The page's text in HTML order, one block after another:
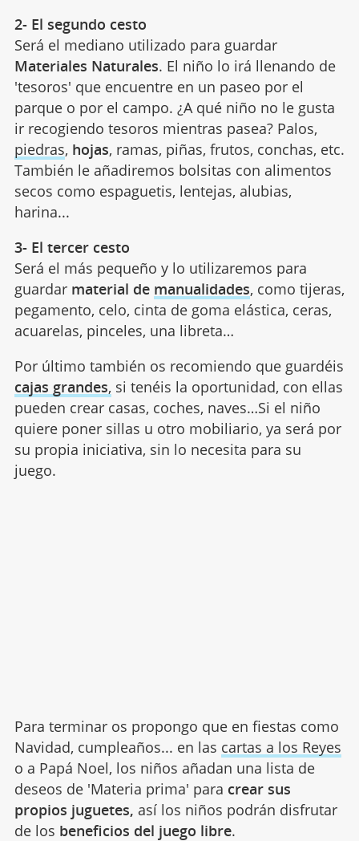
2- El segundo cesto
Será el mediano utilizado para guardar
Materiales Naturales. El niño lo irá llenando de
'tesoros' que encuentre en un paseo por el
parque o por el campo. ¿A qué niño no le gusta
ir recogiendo tesoros mientras pasea? Palos,
piedras, hojas, ramas, piñas, frutos, conchas, etc.
También le añadiremos bolsitas con alimentos
secos como espaguetis, lentejas, alubias,
harina...
3- El tercer cesto
Será el más pequeño y lo utilizaremos para
guardarmaterial de manualidades, como tijeras,
pegamento, celo, cinta de goma elástica, ceras,
acuarelas, pinceles, una libreta…
Por último también os recomiendo que guardéis
cajas grandes, si tenéis la oportunidad, con ellas
pueden crear casas, coches, naves…Si el niño
quiere poner sillas u otro mobiliario, ya será por
su propia iniciativa, sin lo necesita para su
juego.
Para terminar os propongo que en fiestas como
Navidad, cumpleaños... en las cartas a los Reyes
o a Papá Noel, los niños añadan una lista de
deseos de 'Materia prima' para crear sus
propios juguetes, así los niños podrán disfrutar
de los beneficios del juego libre.